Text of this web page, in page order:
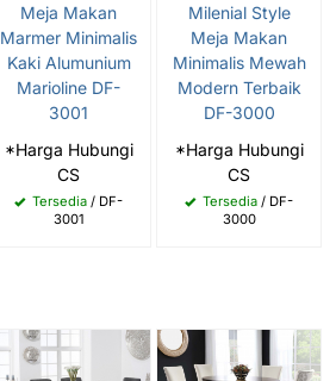
Meja Makan
Marmer Minimalis
Kaki Alumunium
Marioline DF-
3001
*Harga Hubungi
CS
Tersedia / DF-
3001
Milenial Style
Meja Makan
Minimalis Mewah
Modern Terbaik
DF-3000
*Harga Hubungi
CS
Tersedia / DF-
3000